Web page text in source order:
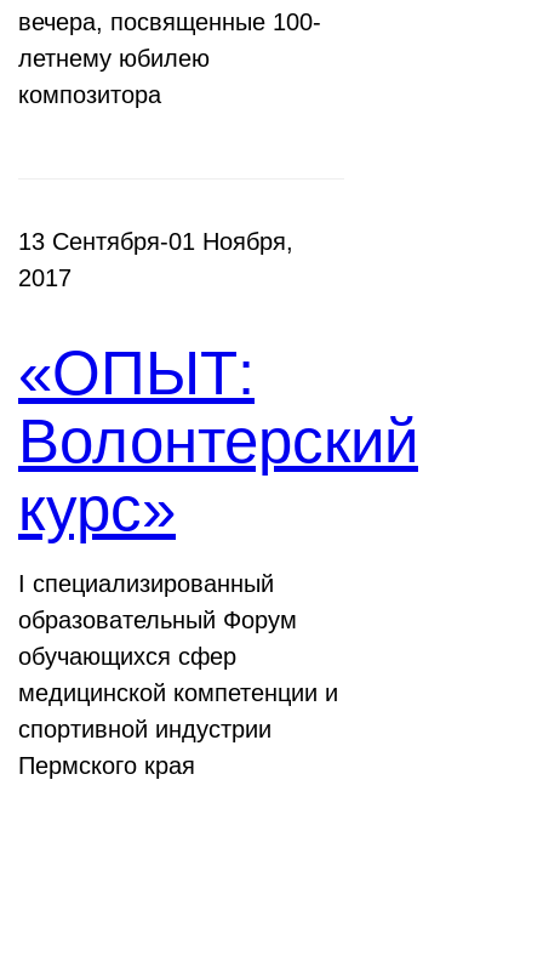
вечера, посвященные 100-
летнему юбилею
композитора
13 Сентября-01 Ноября,
2017
«ОПЫТ:
Волонтерский
курс»
I специализированный
образовательный Форум
обучающихся сфер
медицинской компетенции и
спортивной индустрии
Пермского края